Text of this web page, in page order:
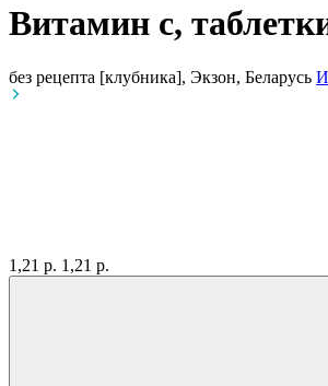
Витамин с,
без рецепта [клубника], Экзон, Беларусь
1,21 р. 1,21 р.